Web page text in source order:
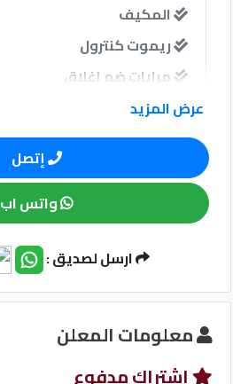
ماركت
الدليل
القطري
©
المكيف
ريموت كنترول
مرايات ضم إغلاق
نوافذ
نوافذ كهربائية امامية
نظام مانع للانغلاق-ABS
عرض المزيد
إتصل
واتس اب
ارسل لصديق :
معلومات المعلن
إشتراك مدفوع